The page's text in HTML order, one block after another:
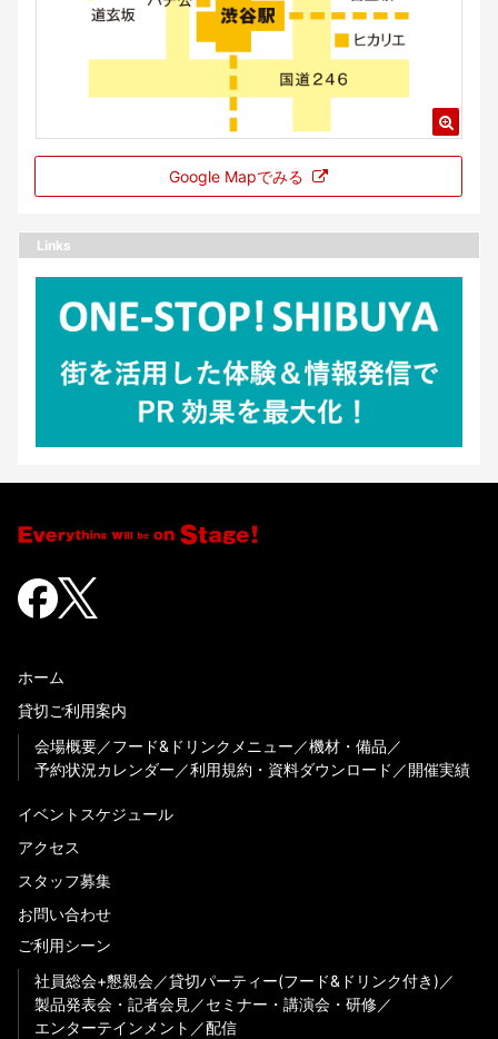
Google Mapでみる
Links
ホーム
貸切ご利用案内
会場概要
フード&ドリンクメニュー
機材・備品
予約状況カレンダー
利用規約・資料ダウンロード 開催実績
イベントスケジュール
アクセス
スタッフ募集
お問い合わせ
ご利用シーン
社員総会+懇親会
貸切パーティー(フード&ドリンク付き)
製品発表会・記者会見
セミナー・講演会・研修
エンターテインメント
配信